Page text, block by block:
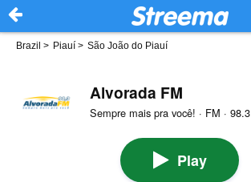
Brazil > Piauí > São João do Piauí
Alvorada FM
Sempre mais pra você! · FM · 98.3
Play